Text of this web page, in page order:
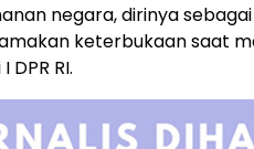
negara, dirinya
keterbukaan saat
DPR RI.